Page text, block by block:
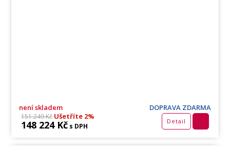
není skladem DOPRAVA ZDARMA
151 249 KčUšetříte 2%
148 224 Kč s DPH
Detail